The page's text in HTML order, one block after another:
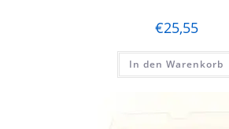
€25,55
In den Warenkorb